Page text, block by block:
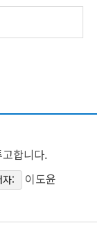
합니다.
자: 이도윤